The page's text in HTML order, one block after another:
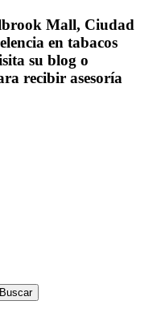
Mall, Ciudad
en tabacos
su blog o
recibir asesoría